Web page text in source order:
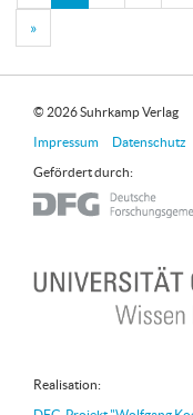
»
© 2026 Suhrkamp Verlag
Impressum Datenschutz
Gefördert durch:
Realisation: